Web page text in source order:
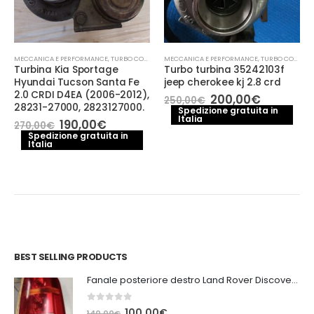
MECCANICA E PERFORMANCE,TURBO COMPRESSORE- TURBINA
Turbina Kia Sportage
Hyundai Tucson Santa Fe
2.0 CRDI D4EA (2006-2012),
28231-27000, 2823127000.
270,00€ Il
prezzo
originale
190,00€Il
prezzo
attuale
Spedizione gratuita in
Italia
MECCANICA E PERFORMANCE,TURBO COMPRESSORE- TURBINA
Turbo turbina 35242103f
jeep cherokee kj 2.8 crd
250,00€ Il
prezzo
originale
200,00€Il
prezzo
attuale
Spedizione gratuita in
Italia
BEST SELLING PRODUCTS
Fanale posteriore destro Land Rover Discovery 3
out of 5